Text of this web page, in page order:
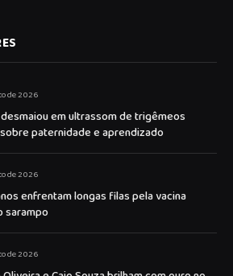
de 2026
em ultrassom de trigêmeos
paternidade e aprendizado
de 2026
enfrentam longas filas pela vacina
sarampo
de 2026